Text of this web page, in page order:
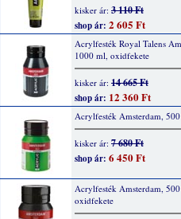
kisker ár: 3 110 Ft
shop ár: 2 605 Ft
Acrylfesték Royal Talens
1000 ml, oxidfekete
kisker ár: 14 665 Ft
shop ár: 12 360 Ft
Acrylfesték Amsterdam,
kisker ár: 7 680 Ft
shop ár: 6 450 Ft
Acrylfesték Amsterdam,
oxidfekete